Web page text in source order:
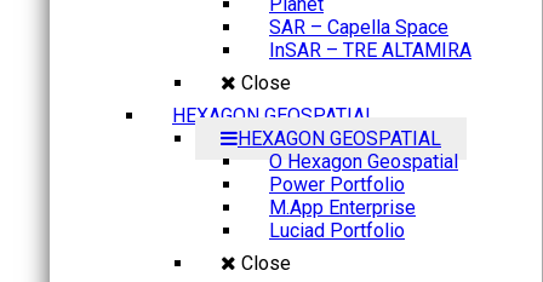
SAR – Capella Space
InSAR – TRE ALTAMIRA
Close
HEXAGON GEOSPATIAL
HEXAGON GEOSPATIAL
O Hexagon Geospatial
Power Portfolio
M.App Enterprise
Luciad Portfolio
Close